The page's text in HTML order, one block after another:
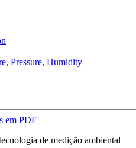
Pressure, Humidity
em PDF